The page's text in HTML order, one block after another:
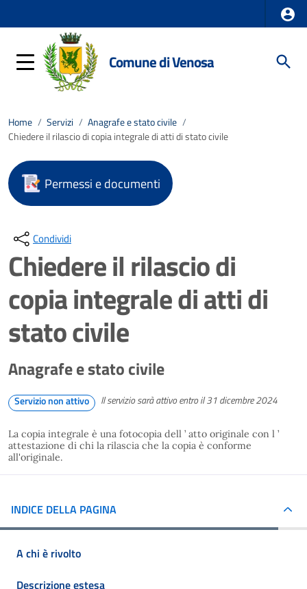
Comune di Venosa
Home / Servizi / Anagrafe e stato civile /
Chiedere il rilascio di copia integrale di atti di stato civile
Permessi e documenti
Condividi
Chiedere il rilascio di
copia integrale di atti di
stato civile
Anagrafe e stato civile
Servizio non attivo Il servizio sarà attivo entro il 31 dicembre 2024
La copia integrale è una fotocopia dell ’ atto originale con l ’
attestazione di chi la rilascia che la copia è conforme
all'originale.
INDICE DELLA PAGINA
A chi è rivolto
Descrizione estesa